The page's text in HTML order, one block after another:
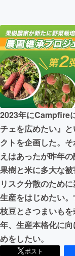
テクノ
映像・
ビジネ
まちづ
CAMPFIRE
2023年にCampfire
チェを広めたい』
クトを企画した。
えはあったが昨年
果樹と米に多大な被
リスク分散のため
生産をはじめたい
枝豆とさつまいも
年、生産本格化に
めをしたい。
ポスト